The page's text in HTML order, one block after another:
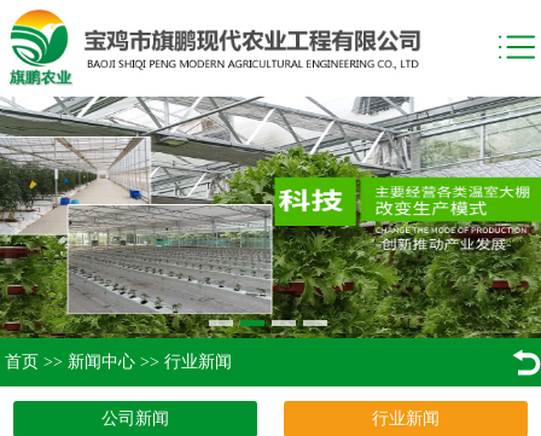
首页 >> 新闻中心 >> 行业新闻
公司新闻 行业新闻